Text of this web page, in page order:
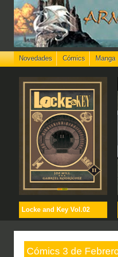
Novedades Cómics Manga
Locke and Key Vol.02
Cómics 3 de